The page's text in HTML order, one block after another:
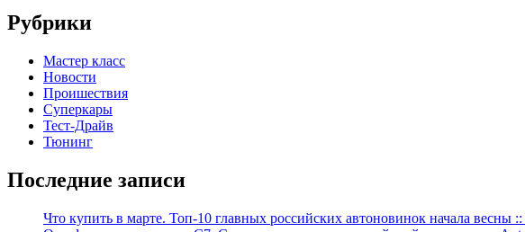
Рубрики
Мастер класс
Новости
Проишествия
Суперкары
Тест-Драйв
Тюнинг
Последние записи
Что купить в марте. Топ-10 главных российских автоновинок начала весны